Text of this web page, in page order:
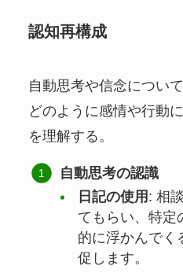
認知再構成
自動思考や信念につい
どのように感情や行動
を理解する。
自動思考の認識
日記の使用 : 相
てもらい、特定
的に浮かんでく
促します。